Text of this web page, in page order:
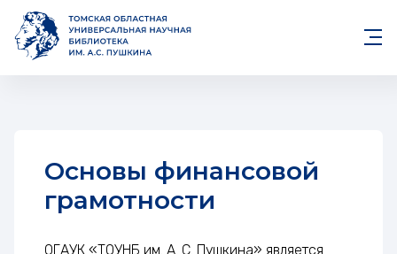
Основы финансовой
грамотности
ОГАУК «ТОУНБ им. А. С. Пушкина» является